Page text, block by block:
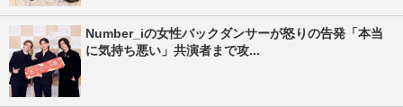
Number_iの女性バックダンサーが怒りの告発「本当
に気持ち悪い」共演者まで攻...